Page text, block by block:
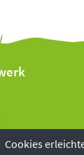
Cookies